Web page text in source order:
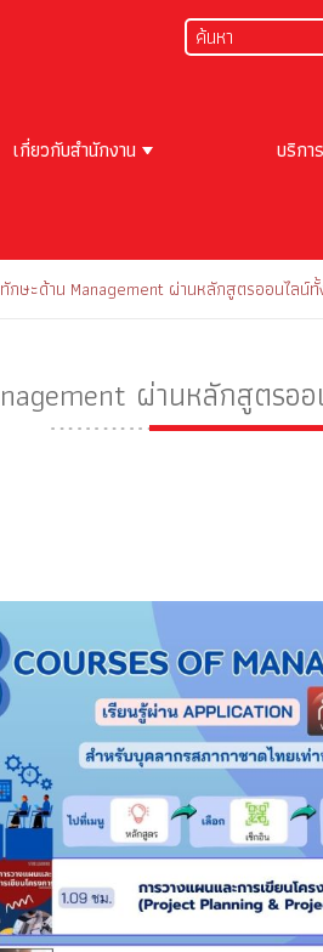
เกี่ยวกับสำนักงาน บริการ
ษะด้าน Management ผ่านหลักสูตรออนไลน์
ผ่านหลักสูตรอ